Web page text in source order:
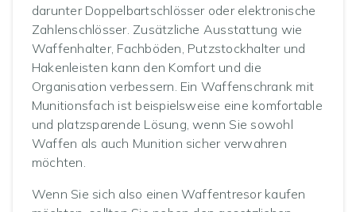
darunter Doppelbartschlösser oder elektronische
Zahlenschlösser. Zusätzliche Ausstattung wie
Waffenhalter, Fachböden, Putzstockhalter und
Hakenleisten kann den Komfort und die
Organisation verbessern. Ein Waffenschrank mit
Munitionsfach ist beispielsweise eine komfortable
und platzsparende Lösung, wenn Sie sowohl
Waffen als auch Munition sicher verwahren
möchten.
Wenn Sie sich also einen Waffentresor kaufen